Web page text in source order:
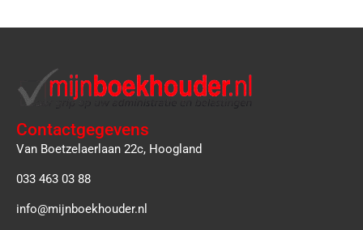
Contactgegevens
Van Boetzelaerlaan 22c, Hoogland
033 463 03 88
info@mijnboekhouder.nl